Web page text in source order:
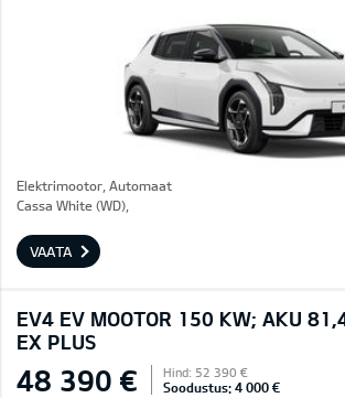
Elektrimootor, Automaat
Cassa White (WD),
VAATA
EV4 EV MOOTOR 150 KW; AKU
EX PLUS
48 390 € Hind: 52 390 €
Soodustus: 4 000 €